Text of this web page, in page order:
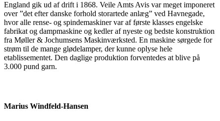
England gik ud af drift i 1868. Veile Amts Avis var meget imponeret
over ”det efter danske forhold storartede anlæg” ved Havnegade,
hvor alle rense- og spindemaskiner var af første klasses engelske
fabrikat og dampmaskine og kedler af nyeste og bedste konstruktion
fra Møller & Jochumsens Maskinværksted. En maskine sørgede for
strøm til de mange glødelamper, der kunne oplyse hele
etablissementet. Den daglige produktion forventedes at blive på
3.000 pund garn.
Marius Windfeld-Hansen